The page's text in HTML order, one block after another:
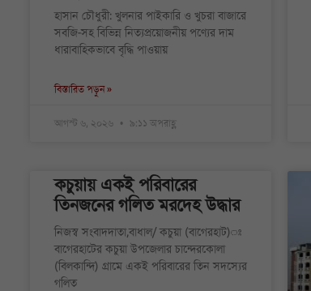
হাসান চৌধুরী: খুলনার পাইকারি ও খুচরা বাজারে
সবজি-সহ বিভিন্ন নিত্যপ্রয়োজনীয় পণ্যের দাম
ধারাবাহিকভাবে বৃদ্ধি পাওয়ায়
বিস্তারিত পড়ুন »
আগস্ট ৬, ২০২৬ ৯:১১ অপরাহ্ণ
কচুয়ায় একই পরিবারের
তিনজনের গলিত মরদেহ উদ্ধার
নিজস্ব সংবাদদাতা,বাধাল/ কচুয়া (বাগেরহাট)ঃ
বাগেরহাটের কচুয়া উপজেলার চান্দেরকোলা
(বিলকান্দি) গ্রামে একই পরিবারের তিন সদস্যের
গলিত